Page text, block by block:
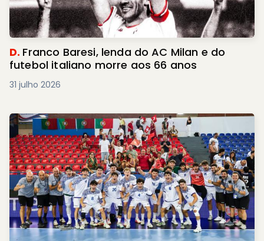
D. Franco Baresi, lenda do AC Milan e do
futebol italiano morre aos 66 anos
31 julho 2026